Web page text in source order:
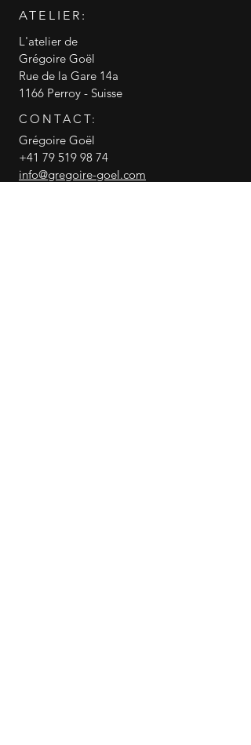
ATELIER:
L'atelier de
Grégoire Goël
Rue de la Gare 14a
1166 Perroy - Suisse
CONTACT:
Grégoire Goël
+41 79 519 98 74
info@gregoire-goel.com